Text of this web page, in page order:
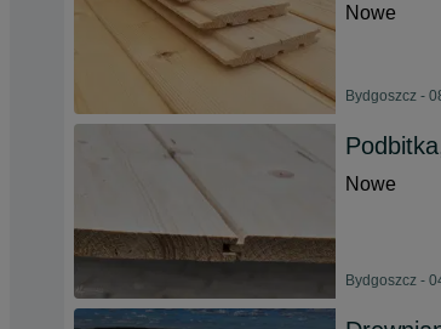
Nowe
Bydgoszcz -
Nowe
Bydgoszcz -